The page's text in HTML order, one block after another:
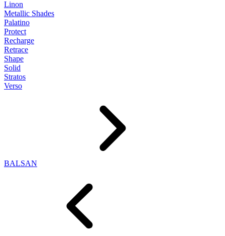
Linon
Metallic Shades
Palatino
Protect
Recharge
Retrace
Shape
Solid
Stratos
Verso
BALSAN